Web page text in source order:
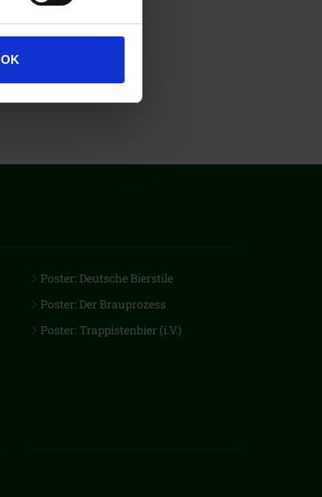
OK
Poster: Deutsche Bierstile
Poster: Der Brauprozess
Poster: Trappistenbier (i.V.)